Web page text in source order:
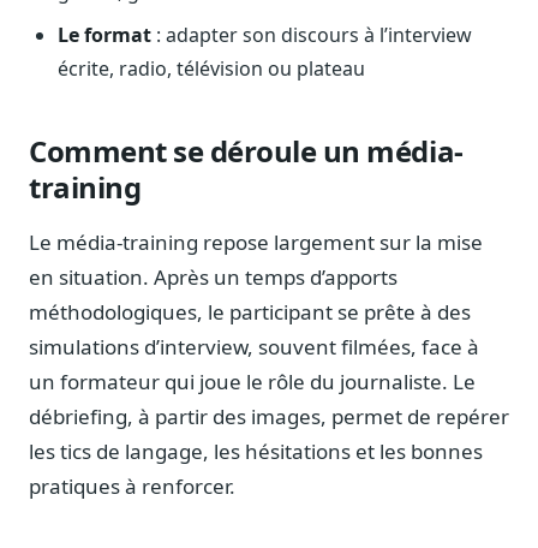
Suivi par secteur
11 secteurs : énergie, santé, finance, numérique…
Conseil (Advisory)
Consultants seniors, plateforme Legiwatch incluse
Guides pratiques
17 guides sur le Parlement, la procédure, le plaidoyer
Blog & Podcast Hémicycle
Analyses, méthodes, coulisses
Lexique parlementaire
1027 termes expliqués
Le format : adapter son discours à l’interview
écrite, radio, télévision ou plateau
Comment se déroule un média-
training
Le média-training repose largement sur la mise
en situation. Après un temps d’apports
méthodologiques, le participant se prête à des
simulations d’interview, souvent filmées, face à
un formateur qui joue le rôle du journaliste. Le
débriefing, à partir des images, permet de repérer
les tics de langage, les hésitations et les bonnes
pratiques à renforcer.